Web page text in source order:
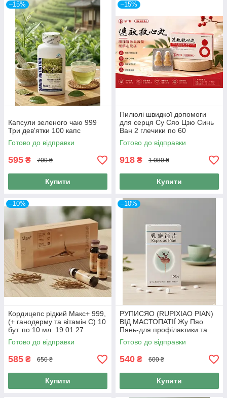
–15%
Капсули зеленого чаю 999
Три дев'ятки 100 капс
Готово до відправки
595 ₴ 700 ₴
Купити
–15%
Пилюлі швидкої допомоги
для серця Су Сяо Цзю Синь
Ван 2 глечики по 60
сублінгвальних пилюль 120
пілюль
Готово до відправки
918 ₴ 1 080 ₴
Купити
–10%
Кордицепс рідкий Макс+ 999,
(+ ганодерму та вітамін С) 10
бут. по 10 мл. 19.01.27
Готово до відправки
585 ₴ 650 ₴
Купити
–10%
РУПИСЯО (RUPIXIAO PIAN)
ВІД МАСТОПАТІЇ Жу Пяо
Пянь-для профілактики та
лікування молочної залози
100 таб., 999
Готово до відправки
540 ₴ 600 ₴
Купити